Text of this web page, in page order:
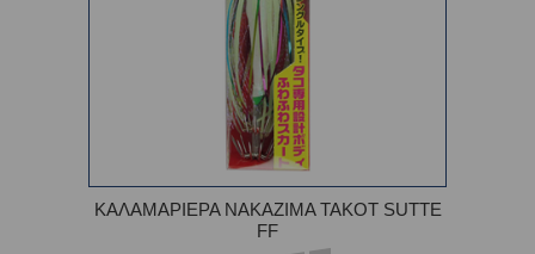
ΚΑΛΑΜΑΡΙΕΡΑ NAKAZIMA TAKOT SUTTE
FF